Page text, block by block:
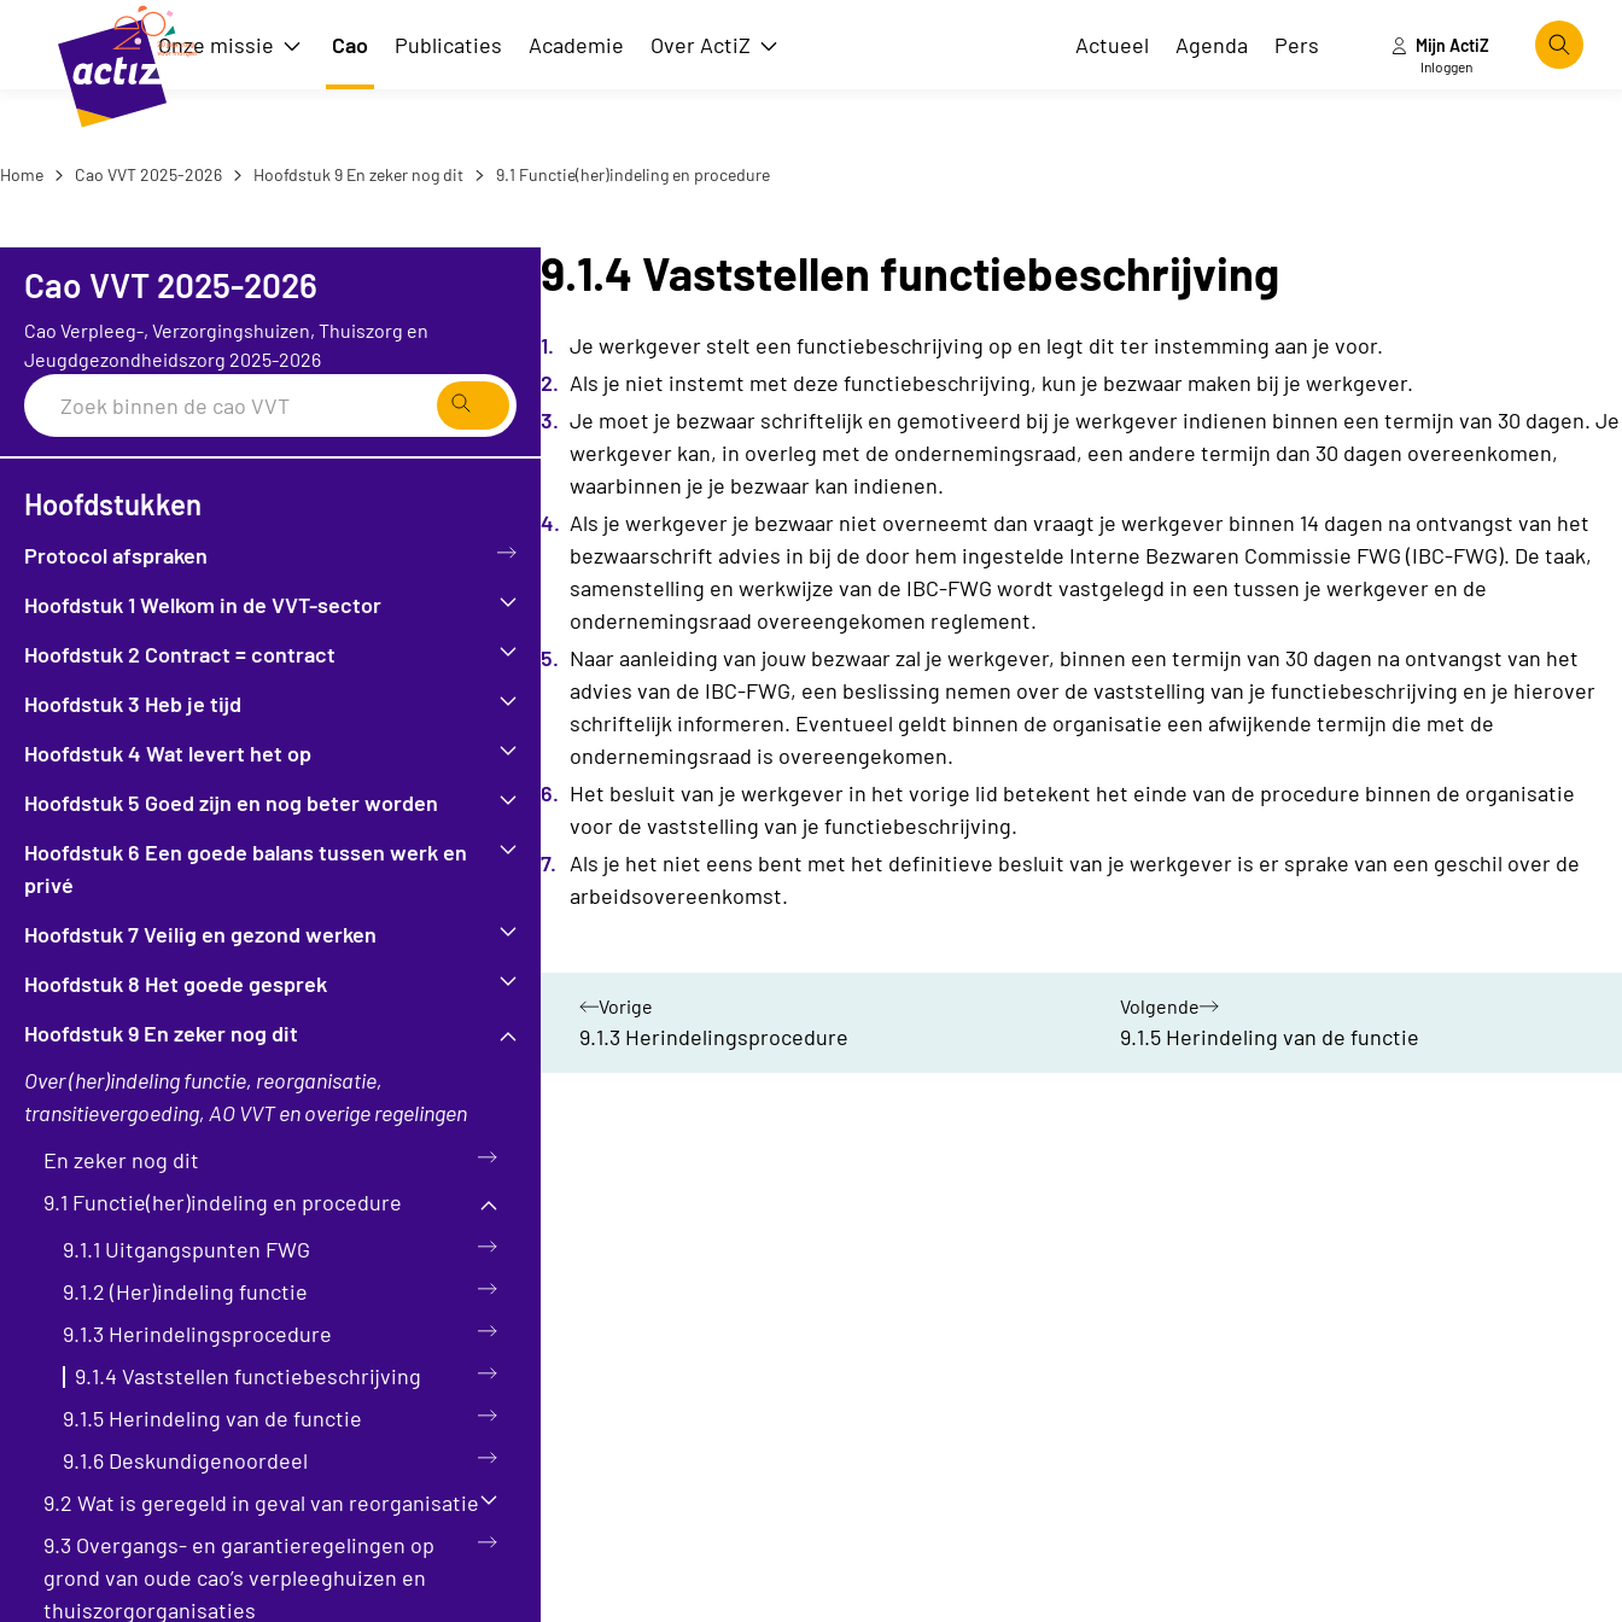
Naar hoofdinhoud
Naar menu Onze missie Toon submenu voor Onze missie
Cao Publicaties Academie Over ActiZ Toon submenu voor Over ActiZ Actueel Agenda Pers Mijn ActiZ
Inloggen
Home Cao VVT 2025-2026 Hoofdstuk 9 En zeker nog dit 9.1 Functie(her)indeling en procedure
Cao VVT 2025-2026
Cao Verpleeg-, Verzorgingshuizen, Thuiszorg en
Jeugdgezondheidszorg 2025-2026
Zoeken
Hoofdstukken
Protocol afspraken
Hoofdstuk 1 Welkom in de VVT-sector
Hoofdstuk 2 Contract = contract
Hoofdstuk 3 Heb je tijd
Hoofdstuk 4 Wat levert het op
Hoofdstuk 5 Goed zijn en nog beter worden
Hoofdstuk 6 Een goede balans tussen werk en
privé
Hoofdstuk 7 Veilig en gezond werken
Hoofdstuk 8 Het goede gesprek
Hoofdstuk 9 En zeker nog dit
Over (her)indeling functie, reorganisatie,
transitievergoeding, AO VVT en overige regelingen
En zeker nog dit
9.1 Functie(her)indeling en procedure
9.1.1 Uitgangspunten FWG
9.1.2 (Her)indeling functie
9.1.3 Herindelingsprocedure
9.1.4 Vaststellen functiebeschrijving
9.1.5 Herindeling van de functie
9.1.6 Deskundigenoordeel
9.2 Wat is geregeld in geval van reorganisatie
9.3 Overgangs- en garantieregelingen op
grond van oude cao’s verpleeghuizen en
thuiszorgorganisaties
9.1.4 Vaststellen functiebeschrijving
Je werkgever stelt een functiebeschrijving op en legt dit ter instemming aan je voor.
Als je niet instemt met deze functiebeschrijving, kun je bezwaar maken bij je werkgever.
Je moet je bezwaar schriftelijk en gemotiveerd bij je werkgever indienen binnen een termijn van 30 dagen. Je
werkgever kan, in overleg met de ondernemingsraad, een andere termijn dan 30 dagen overeenkomen,
waarbinnen je je bezwaar kan indienen.
Als je werkgever je bezwaar niet overneemt dan vraagt je werkgever binnen 14 dagen na ontvangst van het
bezwaarschrift advies in bij de door hem ingestelde Interne Bezwaren Commissie FWG (IBC-FWG). De taak,
samenstelling en werkwijze van de IBC-FWG wordt vastgelegd in een tussen je werkgever en de
ondernemingsraad overeengekomen reglement.
Naar aanleiding van jouw bezwaar zal je werkgever, binnen een termijn van 30 dagen na ontvangst van het
advies van de IBC-FWG, een beslissing nemen over de vaststelling van je functiebeschrijving en je hierover
schriftelijk informeren. Eventueel geldt binnen de organisatie een afwijkende termijn die met de
ondernemingsraad is overeengekomen.
Het besluit van je werkgever in het vorige lid betekent het einde van de procedure binnen de organisatie
voor de vaststelling van je functiebeschrijving.
Als je het niet eens bent met het definitieve besluit van je werkgever is er sprake van een geschil over de
arbeidsovereenkomst.
Vorige
9.1.3 Herindelingsprocedure
Volgendehoofdstuk:
9.1.5 Herindeling van de functie